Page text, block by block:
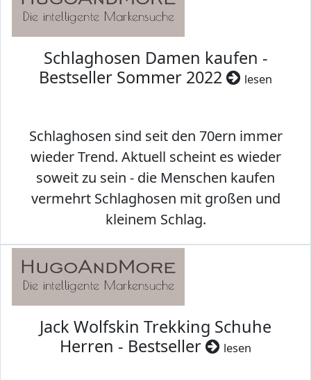
Schlaghosen Damen kaufen -
Bestseller Sommer 2022
lesen
Schlaghosen sind seit den 70ern immer
wieder Trend. Aktuell scheint es wieder
soweit zu sein - die Menschen kaufen
vermehrt Schlaghosen mit großen und
kleinem Schlag.
Jack Wolfskin Trekking Schuhe
Herren - Bestseller
lesen